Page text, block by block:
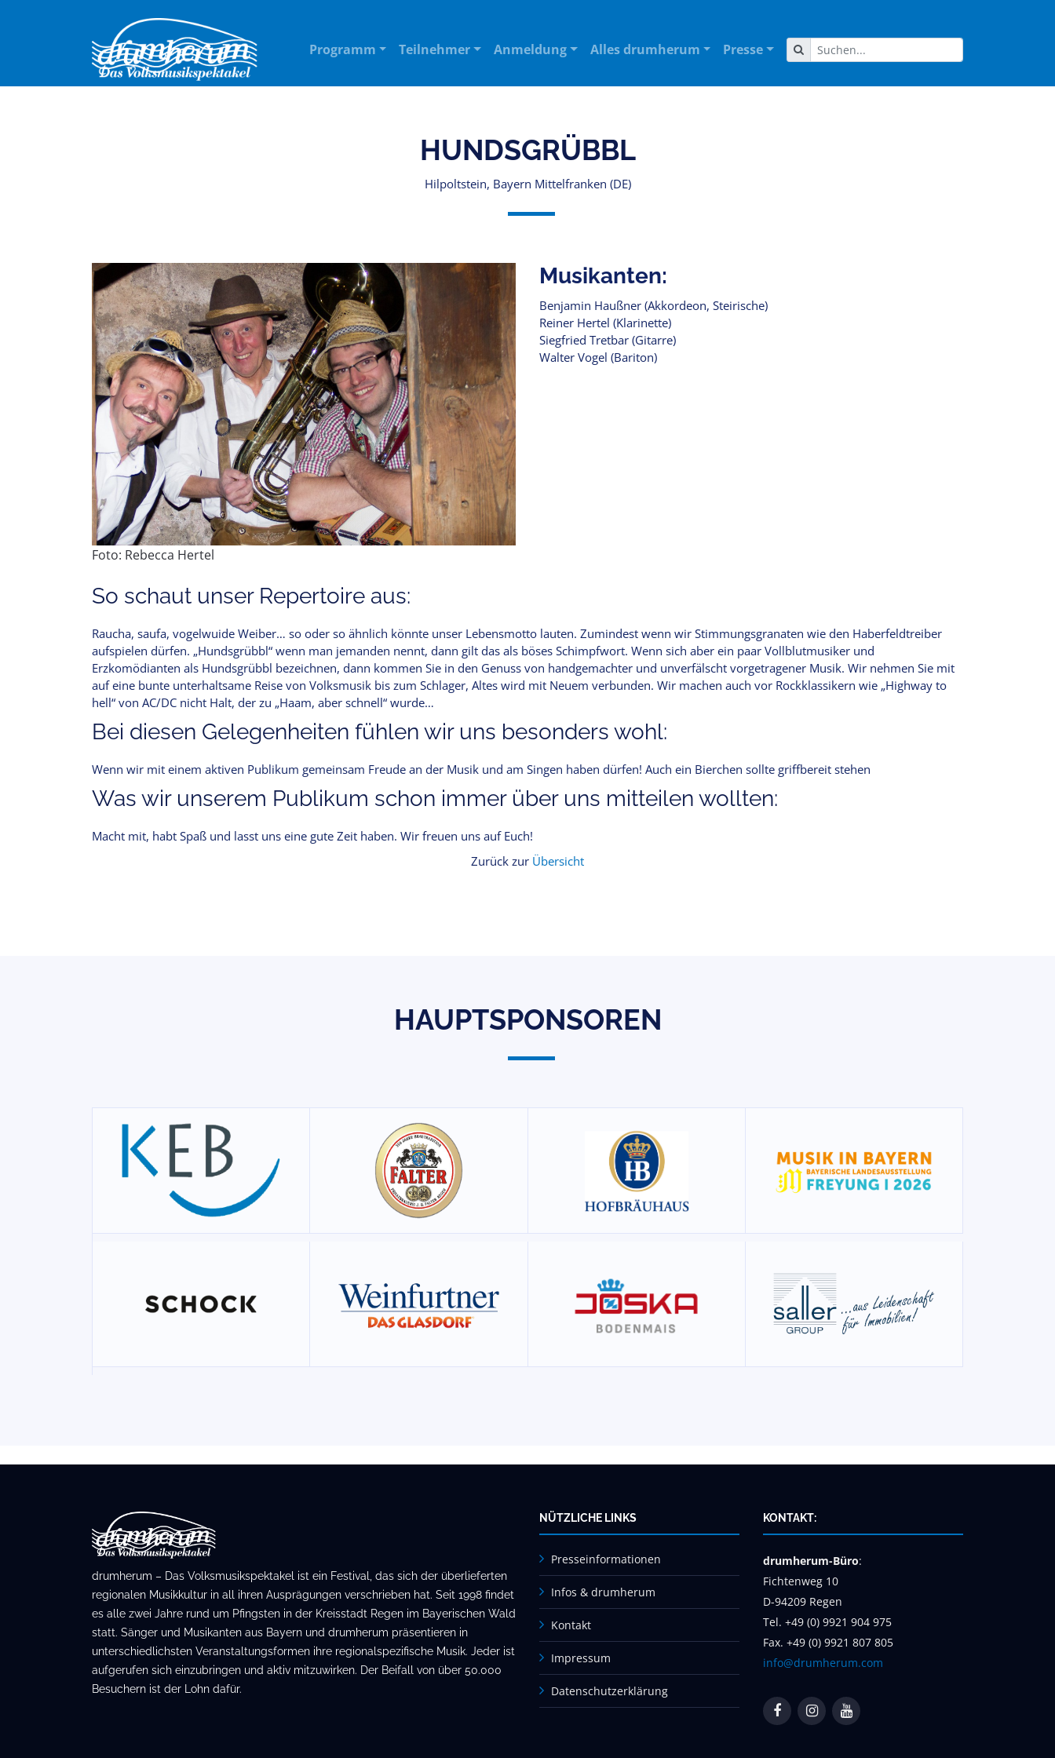
Programm Teilnehmer Anmeldung Alles drumherum Presse
HUNDSGRÜBBL
Hilpoltstein, Bayern Mittelfranken (DE)
Foto: Rebecca Hertel
Musikanten:
Benjamin Haußner (Akkordeon, Steirische)
Reiner Hertel (Klarinette)
Siegfried Tretbar (Gitarre)
Walter Vogel (Bariton)
So schaut unser Repertoire aus:
Raucha, saufa, vogelwuide Weiber… so oder so ähnlich könnte unser Lebensmotto lauten. Zumindest wenn wir Stimmungsgranaten wie den Haberfeldtreiber
aufspielen dürfen. „Hundsgrübbl“ wenn man jemanden nennt, dann gilt das als böses Schimpfwort. Wenn sich aber ein paar Vollblutmusiker und
Erzkomödianten als Hundsgrübbl bezeichnen, dann kommen Sie in den Genuss von handgemachter und unverfälscht vorgetragener Musik. Wir nehmen Sie mit
auf eine bunte unterhaltsame Reise von Volksmusik bis zum Schlager, Altes wird mit Neuem verbunden. Wir machen auch vor Rockklassikern wie „Highway to
hell“ von AC/DC nicht Halt, der zu „Haam, aber schnell“ wurde…
Bei diesen Gelegenheiten fühlen wir uns besonders wohl:
Wenn wir mit einem aktiven Publikum gemeinsam Freude an der Musik und am Singen haben dürfen! Auch ein Bierchen sollte griffbereit stehen
Was wir unserem Publikum schon immer über uns mitteilen wollten:
Macht mit, habt Spaß und lasst uns eine gute Zeit haben. Wir freuen uns auf Euch!
Zurück zur Übersicht
HAUPTSPONSOREN
drumherum – Das Volksmusikspektakel ist ein Festival, das sich der überlieferten
regionalen Musikkultur in all ihren Ausprägungen verschrieben hat. Seit 1998 findet
es alle zwei Jahre rund um Pfingsten in der Kreisstadt Regen im Bayerischen Wald
statt. Sänger und Musikanten aus Bayern und drumherum präsentieren in
unterschiedlichsten Veranstaltungsformen ihre regionalspezifische Musik. Jeder ist
aufgerufen sich einzubringen und aktiv mitzuwirken. Der Beifall von über 50.000
Besuchern ist der Lohn dafür.
NÜTZLICHE LINKS
Presseinformationen
Infos & drumherum
Kontakt
Impressum
Datenschutzerklärung
KONTAKT:
drumherum-Büro:
Fichtenweg 10
D-94209 Regen
Tel. +49 (0) 9921 904 975
Fax. +49 (0) 9921 807 805
info@drumherum.com